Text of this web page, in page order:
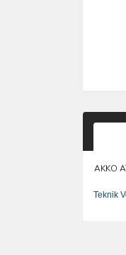
AKKO
Teknik